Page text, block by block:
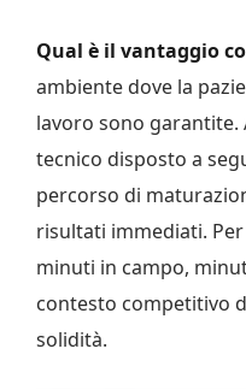
Qual è il vantaggio
ambiente dove la
lavoro sono
tecnico disposto a
percorso di
risultati immediati.
minuti in campo,
contesto competitivo
solidità.